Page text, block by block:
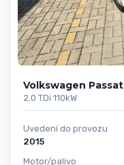
Volkswagen Passat
2.0 TDi 110kW
Uvedení do provozu
2015
Motor/palivo